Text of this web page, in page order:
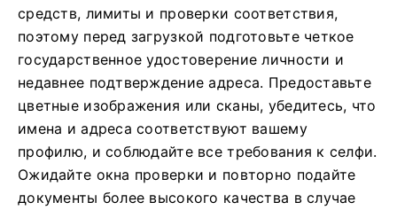
средств, лимиты и проверки соответствия,
поэтому перед загрузкой подготовьте четкое
государственное удостоверение личности и
недавнее подтверждение адреса. Предоставьте
цветные изображения или сканы, убедитесь, что
имена и адреса соответствуют вашему
профилю, и соблюдайте все требования к селфи.
Ожидайте окна проверки и повторно подайте
документы более высокого качества в случае